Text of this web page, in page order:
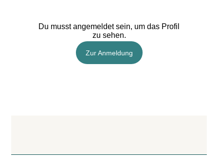
Du musst angemeldet sein, um das Profil
zu sehen.
Zur Anmeldung